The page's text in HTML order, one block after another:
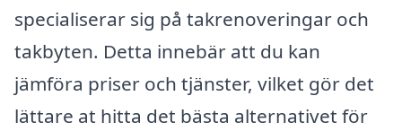
specialiserar sig på takrenoveringar och
takbyten. Detta innebär att du kan
jämföra priser och tjänster, vilket gör det
lättare at hitta det bästa alternativet för